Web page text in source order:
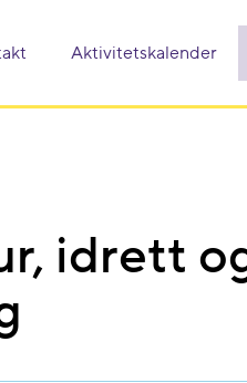
Aktivitetskalender
idrett